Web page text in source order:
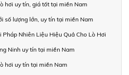
hơi uy tín, giá tốt tại miền Nam
số lượng lớn, uy tín tại miền Nam
Pháp Nhiên Liệu Hiệu Quả Cho Lò Hơi
Ninh uy tín tại miền Nam
hơi uy tín tại miền Nam